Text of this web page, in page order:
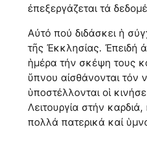
ἐπεξεργάζεται τά
Αὐτό πού διδάσκει ἡ
τῆς Ἐκκλησίας. Ἐπειδή
ἡμέρα τήν σκέψη τους
ὕπνου αἰσθάνονται τόν
ὑποστέλλονται οἱ
Λειτουργία στήν
πολλά πατερικά καί